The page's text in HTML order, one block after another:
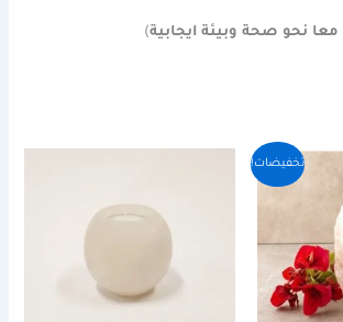
معا نحو صحة وبيئة ايجابية)
تخفيضات!
السعر
الحالي